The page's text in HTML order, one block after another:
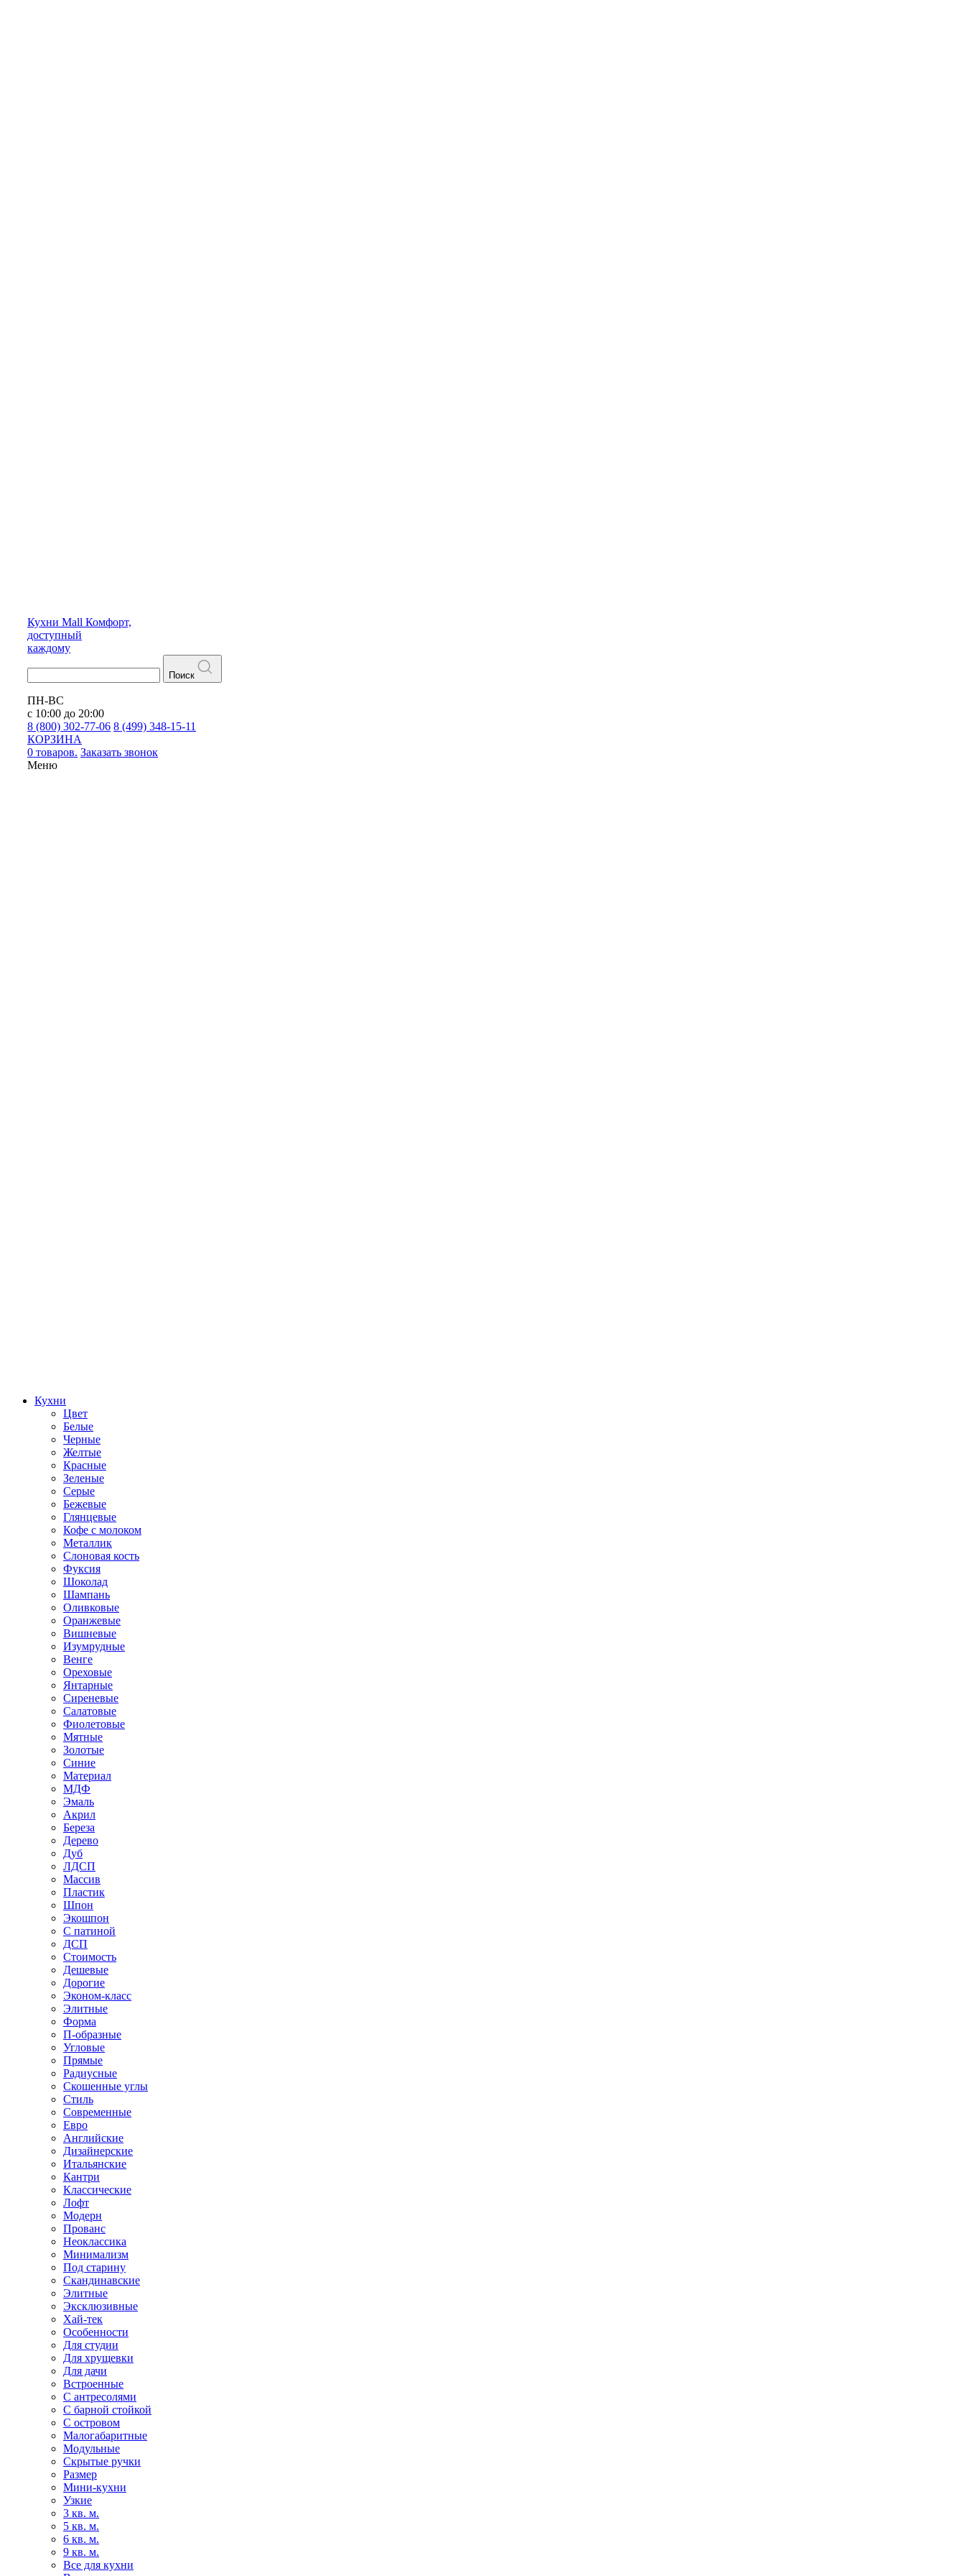
Кухни Mall Комфорт,
доступный
каждому
Поиск
ПН-ВС
с 10:00 до 20:00
8 (800) 302-77-06 8 (499) 348-15-11
КОРЗИНА
0 товаров. Заказать звонок
Меню
Кухни
Цвет
Белые
Черные
Желтые
Красные
Зеленые
Серые
Бежевые
Глянцевые
Кофе с молоком
Металлик
Слоновая кость
Фуксия
Шоколад
Шампань
Оливковые
Оранжевые
Вишневые
Изумрудные
Венге
Ореховые
Янтарные
Сиреневые
Салатовые
Фиолетовые
Мятные
Золотые
Синие
Материал
МДФ
Эмаль
Акрил
Береза
Дерево
Дуб
ЛДСП
Массив
Пластик
Шпон
Экошпон
С патиной
ДСП
Стоимость
Дешевые
Дорогие
Эконом-класс
Элитные
Форма
П-образные
Угловые
Прямые
Радиусные
Скошенные углы
Стиль
Современные
Евро
Английские
Дизайнерские
Итальянские
Кантри
Классические
Лофт
Модерн
Прованс
Неоклассика
Минимализм
Под старину
Скандинавские
Элитные
Эксклюзивные
Хай-тек
Особенности
Для студии
Для хрущевки
Для дачи
Встроенные
С антресолями
С барной стойкой
С островом
Малогабаритные
Модульные
Скрытые ручки
Размер
Мини-кухни
Узкие
3 кв. м.
5 кв. м.
6 кв. м.
9 кв. м.
Все для кухни